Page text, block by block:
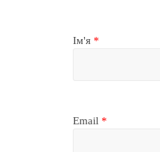
Ім'я *
Email *